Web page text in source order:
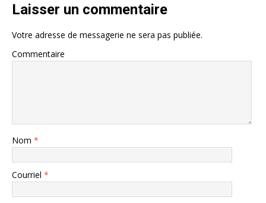
Laisser un commentaire
Votre adresse de messagerie ne sera pas publiée.
Commentaire
Nom *
Courriel *